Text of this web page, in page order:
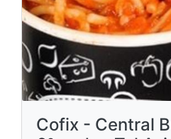
Cofix - Central